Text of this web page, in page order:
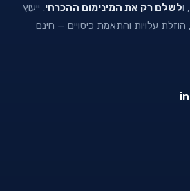
, ולשלם רק את המינימום ההכרחי. ייעוץ
עלויות והתאמת כיסויים — חינם